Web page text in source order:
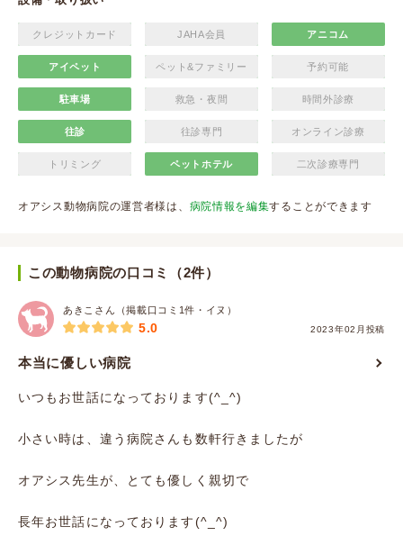
クレジットカード JAHA会員 アニコム
アイペット ペット&ファミリー 予約可能
駐車場 救急・夜間 時間外診療
往診 往診専門 オンライン診療
トリミング ペットホテル 二次診療専門
オアシス動物病院の運営者様は、 病院情報を編集することができます
この動物病院の口コミ（2件）
あきこさん（掲載口コミ1件・イヌ）
2023年02月投稿
5.0
本当に優しい病院
いつもお世話になっております(^_^)
小さい時は、違う病院さんも数軒行きましたが
オアシス先生が、とても優しく親切で
長年お世話になっております(^_^)